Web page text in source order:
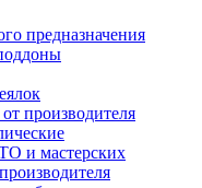
предназначения
производителя
и мастерских